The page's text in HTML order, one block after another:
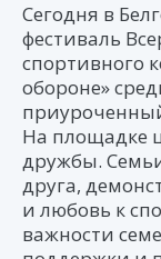
Сегодня в
фестиваль
спортивного
обороне»
На площадке
дружбы.
друга,
и любовь к
важности